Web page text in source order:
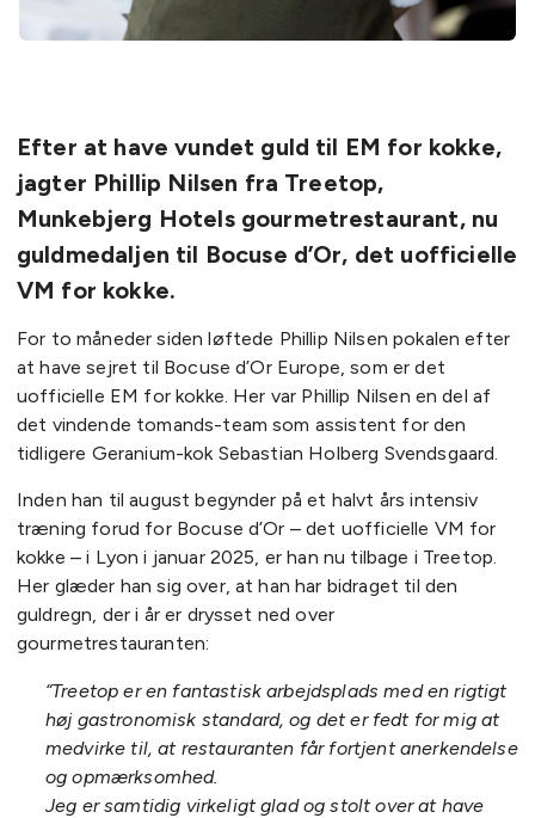
Efter at have vundet guld til EM for kokke,
jagter Phillip Nilsen fra Treetop,
Munkebjerg Hotels gourmetrestaurant, nu
guldmedaljen til Bocuse d’Or, det uofficielle
VM for kokke.
For to måneder siden løftede Phillip Nilsen pokalen efter
at have sejret til Bocuse d’Or Europe, som er det
uofficielle EM for kokke. Her var Phillip Nilsen en del af
det vindende tomands-team som assistent for den
tidligere Geranium-kok Sebastian Holberg Svendsgaard.
Inden han til august begynder på et halvt års intensiv
træning forud for Bocuse d’Or – det uofficielle VM for
kokke – i Lyon i januar 2025, er han nu tilbage i Treetop.
Her glæder han sig over, at han har bidraget til den
guldregn, der i år er drysset ned over
gourmetrestauranten:
“Treetop er en fantastisk arbejdsplads med en rigtigt
høj gastronomisk standard, og det er fedt for mig at
medvirke til, at restauranten får fortjent anerkendelse
og opmærksomhed.
Jeg er samtidig virkeligt glad og stolt over at have